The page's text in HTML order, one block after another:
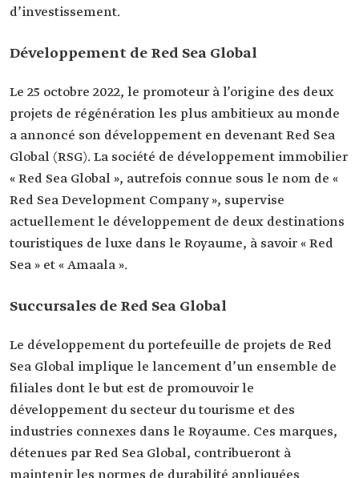
d’investissement.
Développement de Red Sea Global
Le 25 octobre 2022, le promoteur à l’origine des deux
projets de régénération les plus ambitieux au monde
a annoncé son développement en devenant Red Sea
Global (RSG). La société de développement immobilier
« Red Sea Global », autrefois connue sous le nom de «
Red Sea Development Company », supervise
actuellement le développement de deux destinations
touristiques de luxe dans le Royaume, à savoir « Red
Sea » et « Amaala ».
Succursales de Red Sea Global
Le développement du portefeuille de projets de Red
Sea Global implique le lancement d’un ensemble de
filiales dont le but est de promouvoir le
développement du secteur du tourisme et des
industries connexes dans le Royaume. Ces marques,
détenues par Red Sea Global, contribueront à